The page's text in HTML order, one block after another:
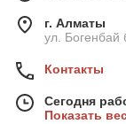
г. Алматы
ул. Богенбай
Контакты
Сегодня
Показать